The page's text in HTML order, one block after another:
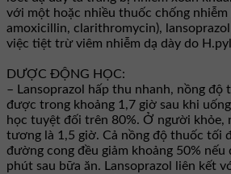
với một hoặc nhiều thuốc chống nhiễm
amoxicillin, clarithromycin),
việc tiệt trừ viêm nhiễm dạ dày do
DƯỢC ĐỘNG HỌC:
– Lansoprazol hấp thu nhanh, nồng độ
được trong khoảng 1,7 giờ sau khi
học tuyệt đối trên 80%. Ở người khỏe,
tương là 1,5 giờ. Cả nồng độ thuốc tối
đường cong đều giảm khoảng 50%
phút sau bữa ăn. Lansoprazol liên kết